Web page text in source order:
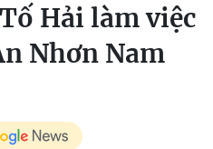
Hải làm việc
Nhơn Nam